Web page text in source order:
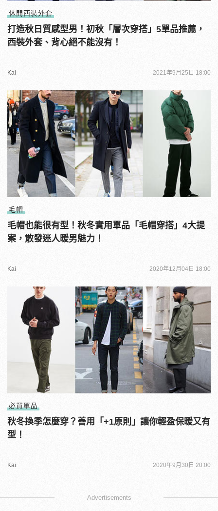
休閒西裝外套
打造秋日質感型男！初秋「層次穿搭」5單品推薦，
西裝外套、背心絕不能沒有！
Kai 2021年9月25日 18:00
毛帽
毛帽也能很有型！秋冬實用單品「毛帽穿搭」4大提
案，散發迷人暖男魅力！
Kai 2020年12月04日 18:00
必買單品
秋冬換季怎麼穿？善用「+1原則」讓你輕盈保暖又有
型！
Kai 2020年9月30日 20:00
Advertisements